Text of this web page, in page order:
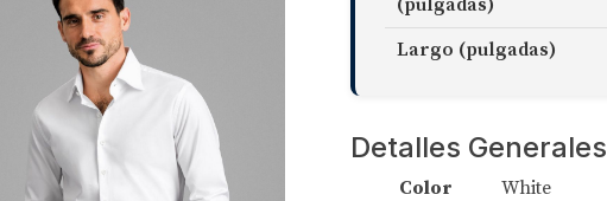
Largo (pulgadas)
Detalles Generales
Color
White